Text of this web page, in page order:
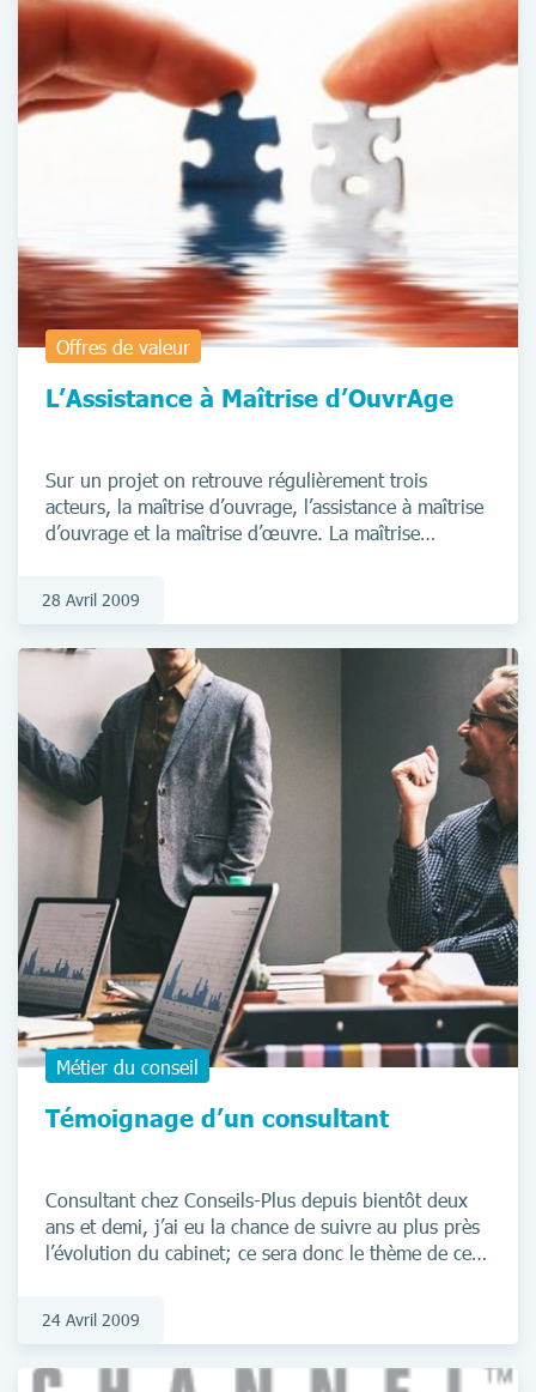
Offres de valeur
L’Assistance à Maîtrise d’OuvrAge
Sur un projet on retrouve régulièrement trois
acteurs, la maîtrise d’ouvrage, l’assistance à maîtrise
d’ouvrage et la maîtrise d’œuvre. La maîtrise
28 Avril 2009
Métier du conseil
Témoignage d’un consultant
Consultant chez Conseils-Plus depuis bientôt deux
ans et demi, j’ai eu la chance de suivre au plus près
l’évolution du cabinet; ce sera donc le thème de ce
24 Avril 2009